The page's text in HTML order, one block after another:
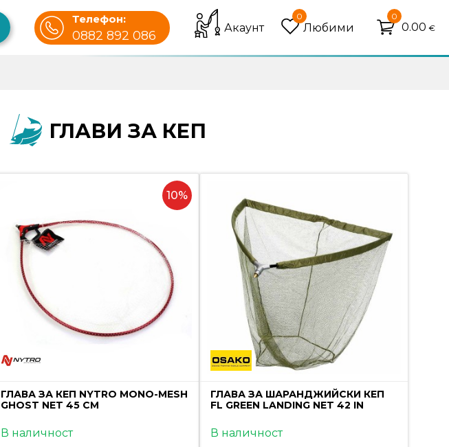
Телефон:
0882 892 086
Акаунт
0
Любими
0
0.00 €
ГЛАВИ ЗА КЕП
10%
ГЛАВА ЗА КЕП NYTRO MONO-MESH
GHOST NET 45 CM
В наличност
ГЛАВА ЗА ШАРАНДЖИЙСКИ КЕП
FL GREEN LANDING NET 42 IN
В наличност